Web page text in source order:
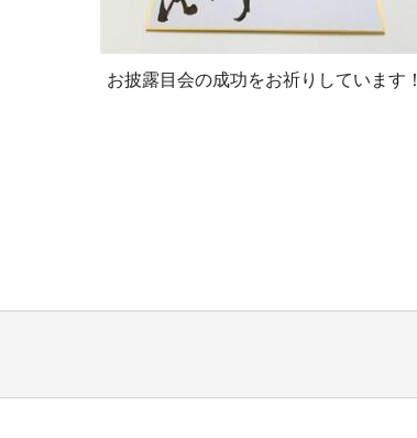
お披露目会の成功をお祈りしています！